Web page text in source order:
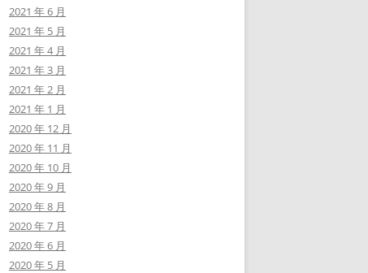
2021 年 6 月
2021 年 5 月
2021 年 4 月
2021 年 3 月
2021 年 2 月
2021 年 1 月
2020 年 12 月
2020 年 11 月
2020 年 10 月
2020 年 9 月
2020 年 8 月
2020 年 7 月
2020 年 6 月
2020 年 5 月